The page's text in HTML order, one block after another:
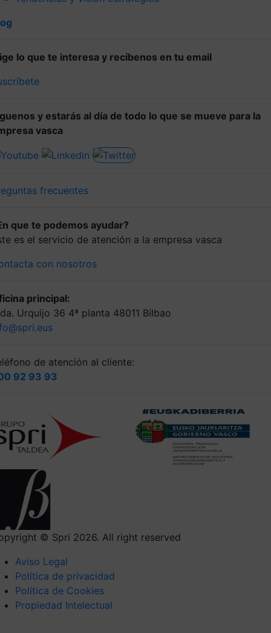
lo que te interesa y recíbenos en tu email
y estarás al día de todo lo que se mueve para la
vasca
frecuentes
que te podemos ayudar?
es el servicio de atención a la empresa vasca
con nosotros
principal:
Urquijo 36 4ª planta 48011 Bilbao
de atención al cliente:
92 93 93
© Spri 2026. All right reserved
Aviso Legal
Política de privacidad
Política de Cookies
Propiedad Intelectual